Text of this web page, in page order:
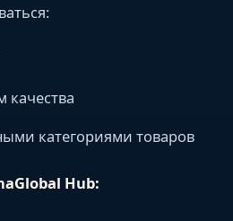
качества
категориями товаров
Hub: